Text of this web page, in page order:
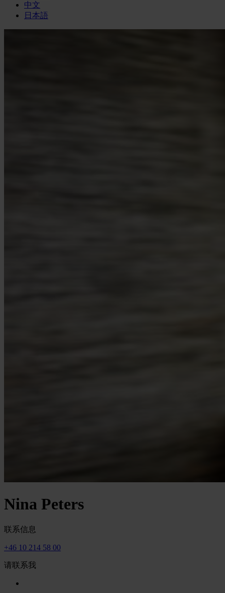
中文
日本語
Nina Peters
联系信息
+46 10 214 58 00
请联系我